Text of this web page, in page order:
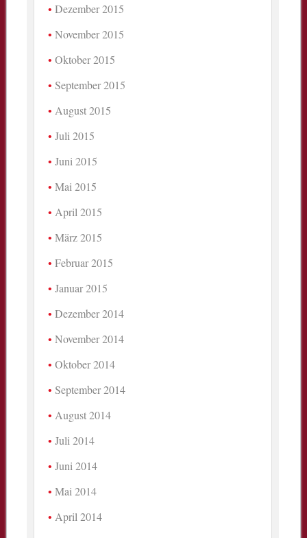
Dezember 2015
November 2015
Oktober 2015
September 2015
August 2015
Juli 2015
Juni 2015
Mai 2015
April 2015
März 2015
Februar 2015
Januar 2015
Dezember 2014
November 2014
Oktober 2014
September 2014
August 2014
Juli 2014
Juni 2014
Mai 2014
April 2014